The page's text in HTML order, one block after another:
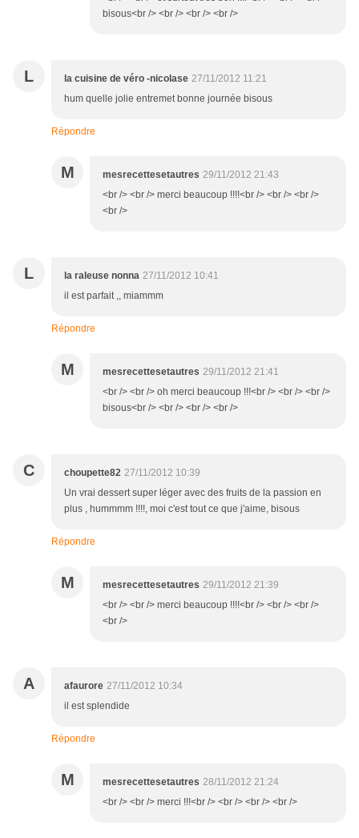
bisous<br /> <br /> <br /> <br />
L la cuisine de véro -nicolase 27/11/2012 11:21
hum quelle jolie entremet bonne journée bisous
Répondre
M mesrecettesetautres 29/11/2012 21:43
<br /> <br /> merci beaucoup !!!!<br /> <br /> <br />
<br />
L la raleuse nonna 27/11/2012 10:41
il est parfait ,, miammm
Répondre
M mesrecettesetautres 29/11/2012 21:41
<br /> <br /> oh merci beaucoup !!!<br /> <br /> <br />
bisous<br /> <br /> <br /> <br />
C choupette82 27/11/2012 10:39
Un vrai dessert super léger avec des fruits de la passion en
plus , hummmm !!!!, moi c'est tout ce que j'aime, bisous
Répondre
M mesrecettesetautres 29/11/2012 21:39
<br /> <br /> merci beaucoup !!!!<br /> <br /> <br />
<br />
A afaurore 27/11/2012 10:34
il est splendide
Répondre
M mesrecettesetautres 28/11/2012 21:24
<br /> <br /> merci !!!<br /> <br /> <br /> <br />